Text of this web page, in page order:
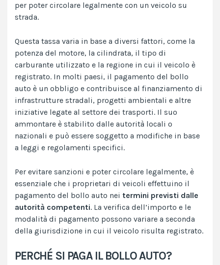
per poter circolare legalmente con un veicolo su
strada.
Questa tassa varia in base a diversi fattori, come la
potenza del motore, la cilindrata, il tipo di
carburante utilizzato e la regione in cui il veicolo è
registrato. In molti paesi, il pagamento del bollo
auto è un obbligo e contribuisce al finanziamento di
infrastrutture stradali, progetti ambientali e altre
iniziative legate al settore dei trasporti. Il suo
ammontare è stabilito dalle autorità locali o
nazionali e può essere soggetto a modifiche in base
a leggi e regolamenti specifici.
Per evitare sanzioni e poter circolare legalmente, è
essenziale che i proprietari di veicoli effettuino il
pagamento del bollo auto nei termini previsti dalle
autorità competenti. La verifica dell’importo e le
modalità di pagamento possono variare a seconda
della giurisdizione in cui il veicolo risulta registrato.
PERCHÉ SI PAGA IL BOLLO AUTO?